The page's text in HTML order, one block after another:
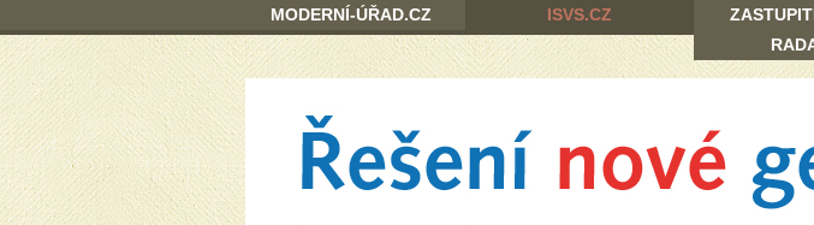
MODERNÍ-ÚŘAD.CZ ISVS.CZ